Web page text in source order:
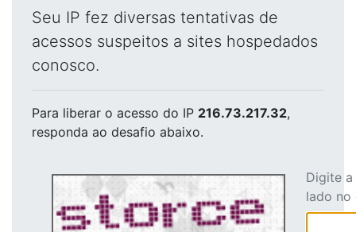
Seu IP fez diversas tentativas de
acessos suspeitos a sites hospedados
conosco.
Para liberar o acesso do IP 216.73.217.32,
responda ao desafio abaixo.
Digite
lado no